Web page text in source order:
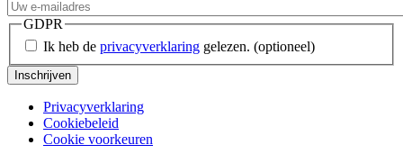
GDPR
Ik heb de privacyverklaring gelezen. (optioneel)
Inschrijven
Privacyverklaring
Cookiebeleid
Cookie voorkeuren